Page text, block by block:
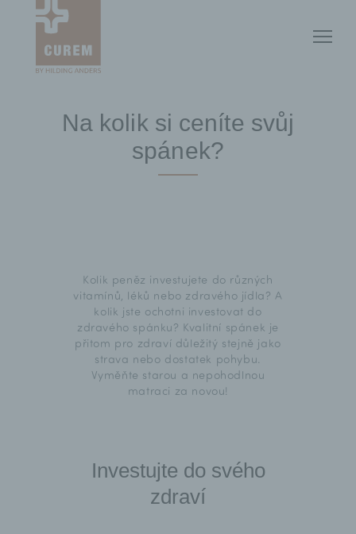
Na kolik si ceníte svůj
spánek?
Kolik peněz investujete do různých
vitamínů, léků nebo zdravého jídla? A
kolik jste ochotni investovat do
zdravého spánku? Kvalitní spánek je
přitom pro zdraví důležitý stejně jako
strava nebo dostatek pohybu.
Vyměňte starou a nepohodlnou
matraci za novou!
Investujte do svého
zdraví